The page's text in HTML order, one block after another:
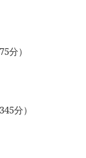
分）
分）